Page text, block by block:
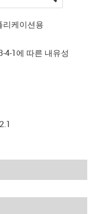
리케이션용
4-1에 따른 내유성